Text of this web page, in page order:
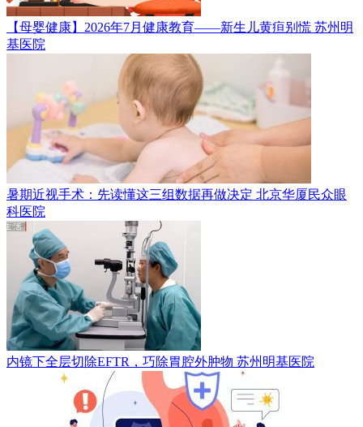
【母婴健康】2026年7月健康教育——新生儿黄疸别慌 苏州明
基医院
暑期近视手术：先读懂这三组数据再做决定 北京华厦民众眼
科医院
内镜下全层切除EFTR，巧除胃腔外肿物 苏州明基医院